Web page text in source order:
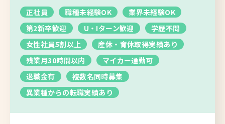
求人閲覧履歴 新着求人一覧
転職支援サービス
空知エリア
道東エリア
釧路・根室エリア
オホーツクエリア
後志エリア
胆振・日高エリア
道北・旭川エリア
正社員 職種未経験OK
業界未経験OK
第2新卒歓迎
U・Iターン歓迎
学歴不問
女性社員5割以上
産休・育休取得実績あり
残業月30時間以内
マイカー通勤可
退職金有
複数名同時募集
異業種からの転職実績あり